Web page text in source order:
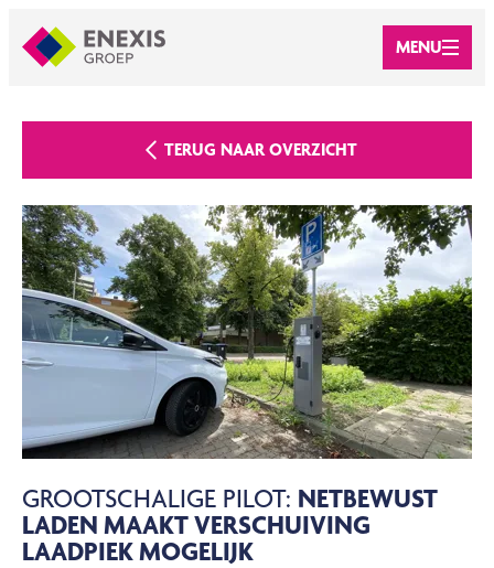
MENU
TERUG NAAR OVERZICHT
GROOTSCHALIGE PILOT: NETBEWUST
LADEN MAAKT VERSCHUIVING
LAADPIEK MOGELIJK